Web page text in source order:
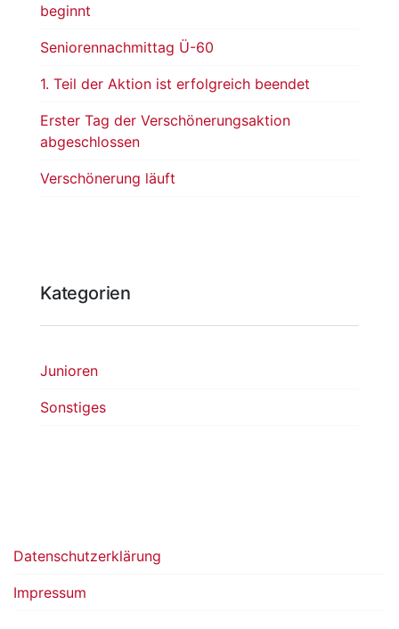
beginnt
Seniorennachmittag Ü-60
1. Teil der Aktion ist erfolgreich beendet
Erster Tag der Verschönerungsaktion
abgeschlossen
Verschönerung läuft
Kategorien
Junioren
Sonstiges
Datenschutzerklärung
Impressum